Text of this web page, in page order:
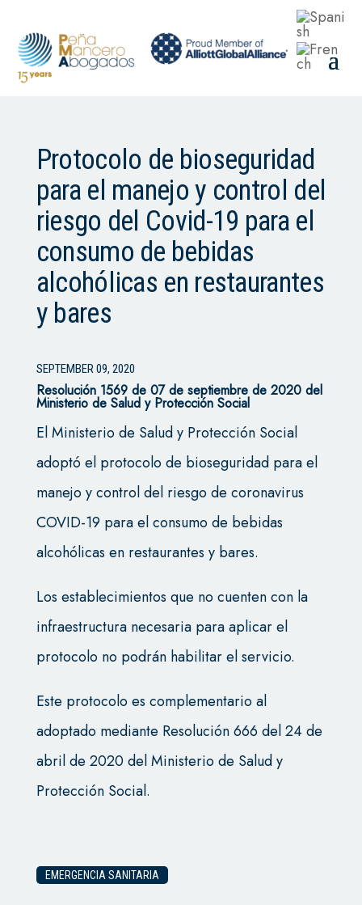
Protocolo de bioseguridad
para el manejo y control del
riesgo del Covid-19 para el
consumo de bebidas
alcohólicas en restaurantes
y bares
SEPTEMBER 09, 2020
Resolución 1569 de 07 de septiembre de 2020 del
Ministerio de Salud y Protección Social
El Ministerio de Salud y Protección Social
adoptó el protocolo de bioseguridad para el
manejo y control del riesgo de coronavirus
COVID-19 para el consumo de bebidas
alcohólicas en restaurantes y bares.
Los establecimientos que no cuenten con la
infraestructura necesaria para aplicar el
protocolo no podrán habilitar el servicio.
Este protocolo es complementario al
adoptado mediante Resolución 666 del 24 de
abril de 2020 del Ministerio de Salud y
Protección Social.
EMERGENCIA SANITARIA